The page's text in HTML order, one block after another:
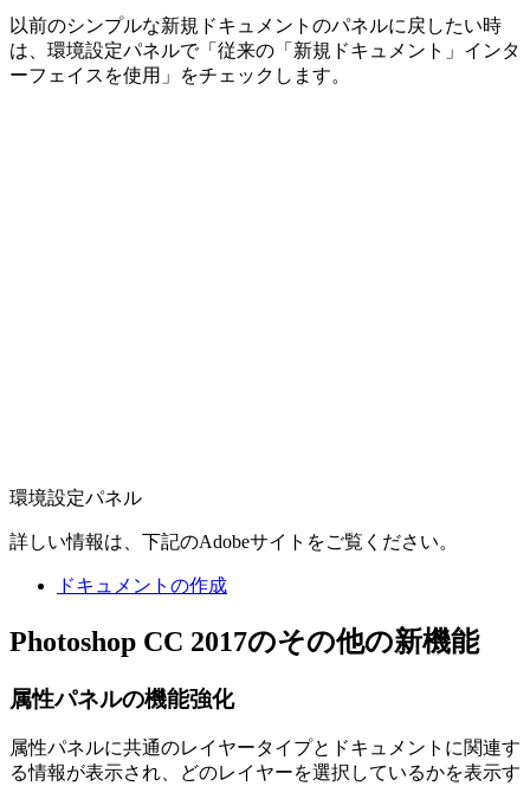
以前のシンプルな新規ドキュメントのパネルに戻したい時
は、環境設定パネルで「従来の「新規ドキュメント」インタ
ーフェイスを使用」をチェックします。
環境設定パネル
詳しい情報は、下記のAdobeサイトをご覧ください。
ドキュメントの作成
Photoshop CC 2017のその他の新機能
属性パネルの機能強化
属性パネルに共通のレイヤータイプとドキュメントに関連す
る情報が表示され、どのレイヤーを選択しているかを表示す